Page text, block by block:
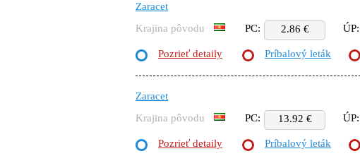
Zaracet
Krajina pôvodu
PC: 2.86 € ÚP:
Pozrieť detaily Príbalový leták
Zaracet
Krajina pôvodu
PC: 13.92 € ÚP:
Pozrieť detaily Príbalový leták